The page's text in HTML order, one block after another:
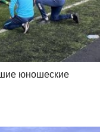
юношеские